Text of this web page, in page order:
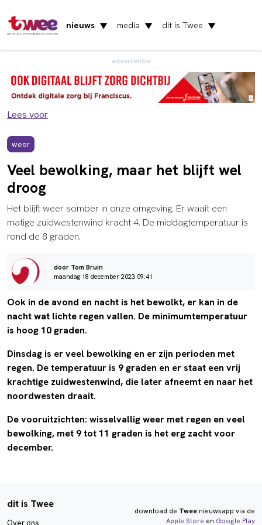
Het nieuws uit Vlaardingen en Schiedam
nieuws ▼ media ▼ dit is Twee ▼
advertentie
Lees voor
weer
Veel bewolking, maar het blijft wel
droog
Het blijft weer somber in onze omgeving. Er waait een
matige zuidwestenwind kracht 4. De middagtemperatuur is
rond de 8 graden.
door Tom Bruin
maandag 18 december 2023 09:41
Ook in de avond en nacht is het bewolkt, er kan in de
nacht wat lichte regen vallen. De minimumtemperatuur
is hoog 10 graden.
Dinsdag is er veel bewolking en er zijn perioden met
regen. De temperatuur is 9 graden en er staat een vrij
krachtige zuidwestenwind, die later afneemt en naar het
noordwesten draait.
De vooruitzichten: wisselvallig weer met regen en veel
bewolking, met 9 tot 11 graden is het erg zacht voor
december.
dit is Twee
download de Tweenieuwsapp via de
Apple Store en Google Play